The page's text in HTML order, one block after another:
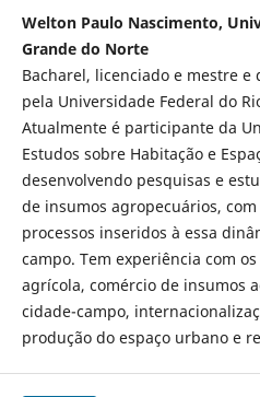
Welton Paulo Nascimento,
Grande do Norte
Bacharel, licenciado e mestre
pela Universidade Federal do
Atualmente é participante da
Estudos sobre Habitação e
desenvolvendo pesquisas e
de insumos agropecuários,
processos inseridos à essa
campo. Tem experiência com
agrícola, comércio de insumos
cidade-campo,
produção do espaço urbano e